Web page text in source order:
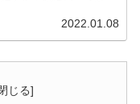
2022.01.08